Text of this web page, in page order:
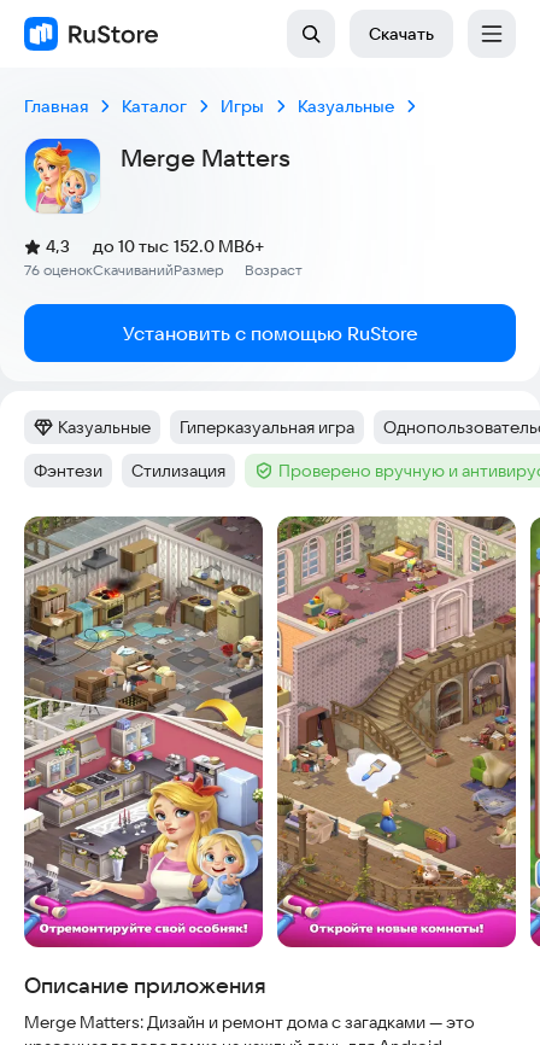
Скачать
Главная Каталог Игры Казуальные
Merge Matters
Рейтинг:
4,3
(
76 оценок
)
Скачиваний
до 10 тыс
Размер
152.0 MB
Возраст
6+
Установить с помощью RuStore
Категория:
Казуальные Тег:
Гиперказуальная игра Тег:
Тег:
Фэнтези Тег:
Стилизация Тег :Проверено вручную и
Скриншоты
Описание приложения
Merge Matters: Дизайн и ремонт дома с загадками — это